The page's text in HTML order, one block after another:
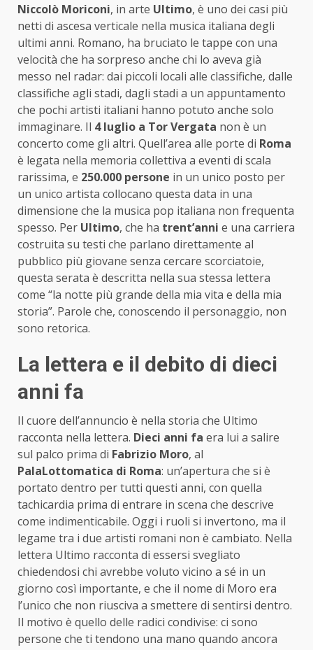
Niccolò Moriconi, in arte Ultimo, è uno dei casi più
netti di ascesa verticale nella musica italiana degli
ultimi anni. Romano, ha bruciato le tappe con una
velocità che ha sorpreso anche chi lo aveva già
messo nel radar: dai piccoli locali alle classifiche, dalle
classifiche agli stadi, dagli stadi a un appuntamento
che pochi artisti italiani hanno potuto anche solo
immaginare. Il 4 luglio a Tor Vergata non è un
concerto come gli altri. Quell’area alle porte di Roma
è legata nella memoria collettiva a eventi di scala
rarissima, e 250.000 persone in un unico posto per
un unico artista collocano questa data in una
dimensione che la musica pop italiana non frequenta
spesso. Per Ultimo, che ha trent’anni e una carriera
costruita su testi che parlano direttamente al
pubblico più giovane senza cercare scorciatoie,
questa serata è descritta nella sua stessa lettera
come “la notte più grande della mia vita e della mia
storia”. Parole che, conoscendo il personaggio, non
sono retorica.
La lettera e il debito di dieci
anni fa
Il cuore dell’annuncio è nella storia che Ultimo
racconta nella lettera. Dieci anni fa era lui a salire
sul palco prima di Fabrizio Moro, al
PalaLottomatica di Roma: un’apertura che si è
portato dentro per tutti questi anni, con quella
tachicardia prima di entrare in scena che descrive
come indimenticabile. Oggi i ruoli si invertono, ma il
legame tra i due artisti romani non è cambiato. Nella
lettera Ultimo racconta di essersi svegliato
chiedendosi chi avrebbe voluto vicino a sé in un
giorno così importante, e che il nome di Moro era
l’unico che non riusciva a smettere di sentirsi dentro.
Il motivo è quello delle radici condivise: ci sono
persone che ti tendono una mano quando ancora